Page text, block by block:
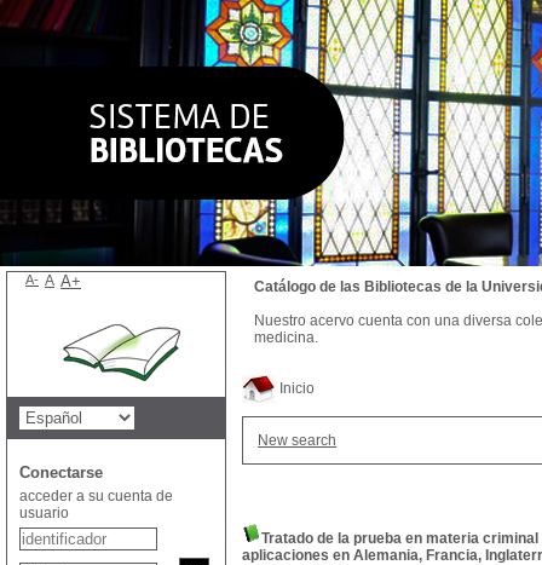
Inicio
New search
Tratado de la prueba en materia
aplicaciones en Alemania, Francia,
Catálogo de las Bibliotecas de la
Nuestro acervo cuenta con una diversa
medicina.
A- A A+
Conectarse
acceder a su cuenta de
usuario